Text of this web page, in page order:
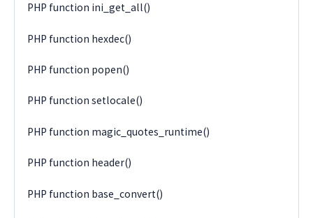
PHP function ini_get_all()
PHP function hexdec()
PHP function popen()
PHP function setlocale()
PHP function magic_quotes_runtime()
PHP function header()
PHP function base_convert()